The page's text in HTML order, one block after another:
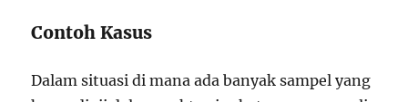
Contoh Kasus
Dalam situasi di mana ada banyak sampel yang